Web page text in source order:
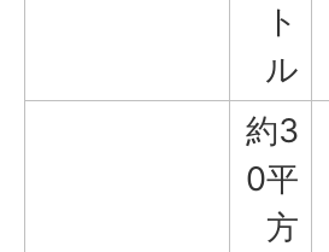
ト
ル
約3
0平
方